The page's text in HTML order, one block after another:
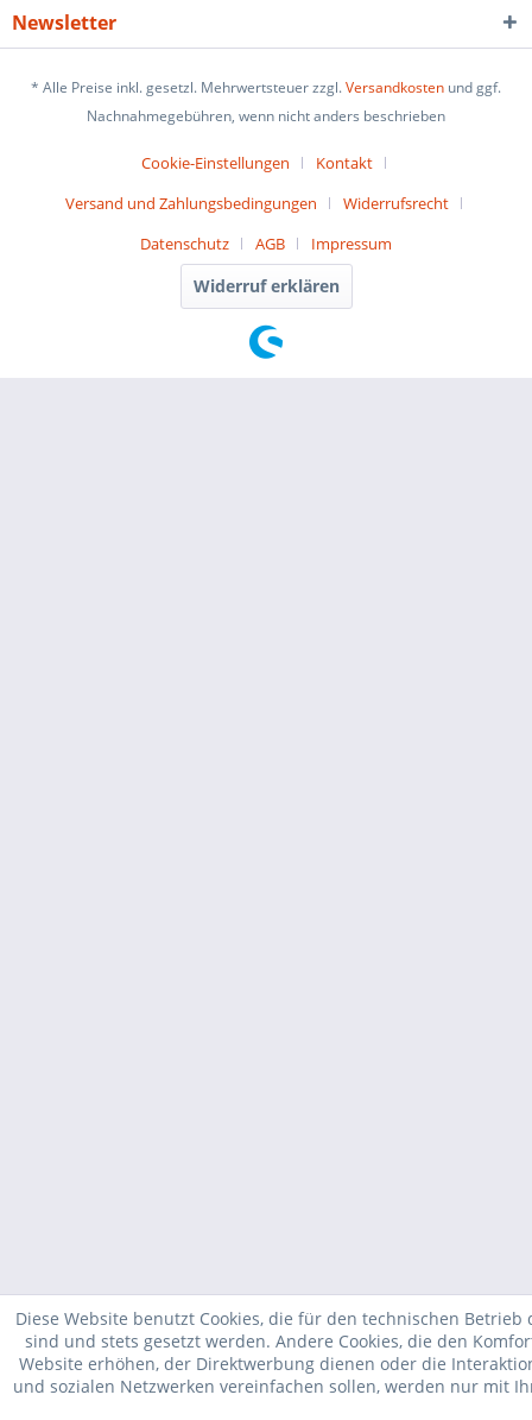
Newsletter
* Alle Preise inkl. gesetzl. Mehrwertsteuer zzgl.Versandkosten und ggf.
Nachnahmegebühren, wenn nicht anders beschrieben
Cookie-Einstellungen
Kontakt
Versand und Zahlungsbedingungen
Widerrufsrecht
Datenschutz
AGB Impressum
Widerruf erklären
Diese Website benutzt Cookies, die für den technischen
sind und stets gesetzt werden. Andere Cookies, die den
Website erhöhen, der Direktwerbung dienen oder die
und sozialen Netzwerken vereinfachen sollen, werden nur mit